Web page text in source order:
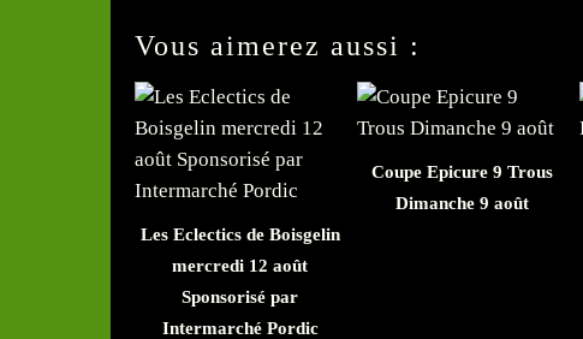
Vous aimerez aussi :
Les Eclectics de Boisgelin
mercredi 12 août
Sponsorisé par
Intermarché Pordic
Coupe Epicure 9 Trous
Dimanche 9 août